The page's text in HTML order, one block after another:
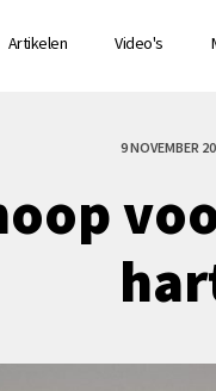
Artikelen Video's
9 NOVEMBER